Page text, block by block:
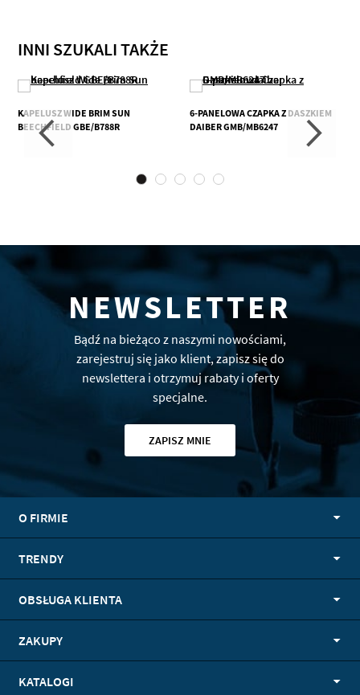
INNI SZUKALI TAKŻE
KAPELUSZ WIDE BRIM SUN
BEECHFIELD GBE/B788R
6-PANELOWA CZAPKA Z DASZKIEM
DAIBER GMB/MB6247
NEWSLETTER
Bądź na bieżąco z naszymi nowościami,
zarejestruj się jako klient, zapisz się do
newslettera i otrzymuj rabaty i oferty
specjalne.
ZAPISZ MNIE
O FIRMIE
TRENDY
OBSŁUGA KLIENTA
ZAKUPY
KATALOGI